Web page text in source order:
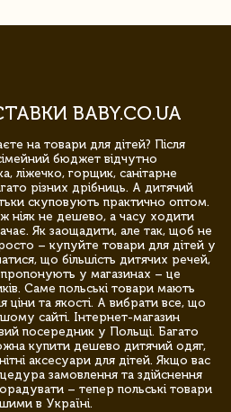
BABY.CO.UA
на товари для дітей? Після
бюджет відчутно
ліжечко, горщик, санітарне
різних дрібниць. А дитячий
скуповують практично оптом.
ніяк не дешево, а часу ходити
Як заощадити, але так, щоб не
– купуйте товари для дітей у
що більшість дитячих речей,
пропонують у магазинах – це
Саме польські товари мають
ціни та якості. А вибрати все, що
сайті. Інтернет-магазин
посередник у Польщі. Багато
купити дешево дитячий одяг,
аксесуари для дітей. Якщо вас
замовлення та здійснення
– тепер польські товари
в Україні.